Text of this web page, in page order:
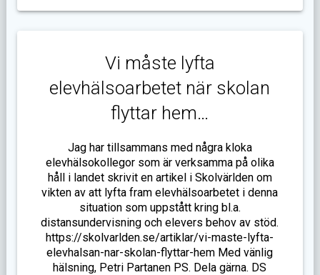
Vi måste lyfta
elevhälsoarbetet när skolan
flyttar hem…
Jag har tillsammans med några kloka
elevhälsokollegor som är verksamma på olika
håll i landet skrivit en artikel i Skolvärlden om
vikten av att lyfta fram elevhälsoarbetet i denna
situation som uppstått kring bl.a.
distansundervisning och elevers behov av stöd.
https://skolvarlden.se/artiklar/vi-maste-lyfta-
elevhalsan-nar-skolan-flyttar-hem Med vänlig
hälsning, Petri Partanen PS. Dela gärna. DS